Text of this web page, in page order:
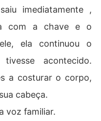
imediatamente ,
com a chave e o
ela continuou o
acontecido.
a costurar o corpo,
cabeça.
voz familiar.